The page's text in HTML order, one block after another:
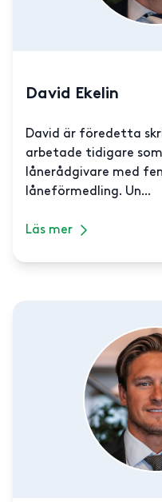
David Ekelin
David är föredetta
arbetade tidigare
lånerådgivare med
låneförmedling. Un...
Läs mer